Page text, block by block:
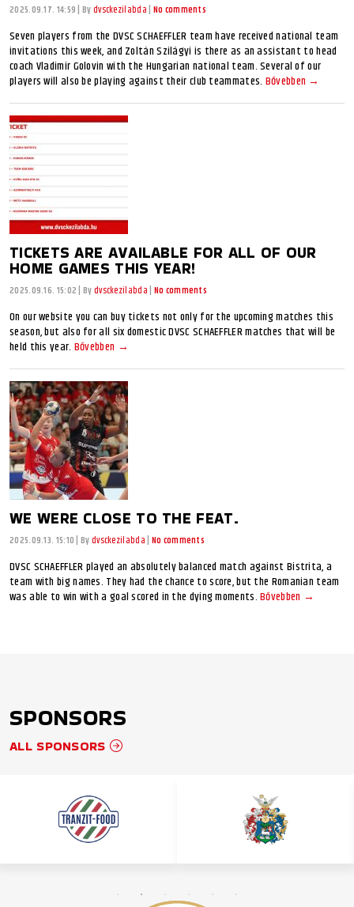
2025.09.17. 14:59 Bydvsckezilabda No comments
Seven players from the DVSC SCHAEFFLER team have received national team
invitations this week, and Zoltán Szilágyi is there as an assistant to head
coach Vladimir Golovin with the Hungarian national team. Several of our
players will also be playing against their club teammates. Bővebben →
TICKETS ARE AVAILABLE FOR ALL OF OUR
HOME GAMES THIS YEAR!
2025.09.16. 15:02 Bydvsckezilabda No comments
On our website you can buy tickets not only for the upcoming matches this
season, but also for all six domestic DVSC SCHAEFFLER matches that will be
held this year. Bővebben →
WE WERE CLOSE TO THE FEAT.
2025.09.13. 15:10 Bydvsckezilabda No comments
DVSC SCHAEFFLER played an absolutely balanced match against Bistrita, a
team with big names. They had the chance to score, but the Romanian team
was able to win with a goal scored in the dying moments.Bővebben →
SPONSORS
ALL SPONSORS